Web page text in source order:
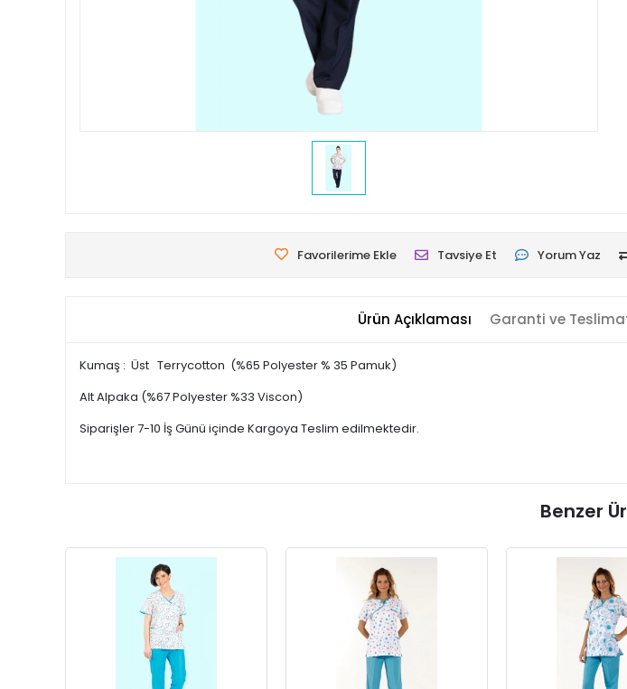
Favorilerime Ekle Tavsiye Et Yorum Yaz
Ürün Açıklaması Garanti ve
Kumaş : Üst Terrycotton (%65 Polyester % 35 Pamuk)
Alt Alpaka (%67 Polyester %33 Viscon)
Siparişler 7-10 İş Günü içinde Kargoya Teslim edilmektedir.
Benzer